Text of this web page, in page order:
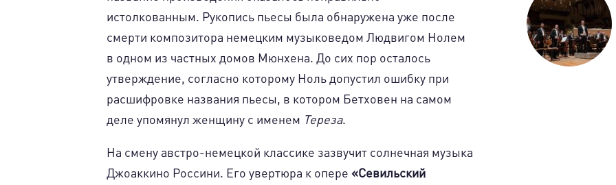
истолкованным. Рукопись пьесы была обнаружена уже после
смерти композитора немецким музыковедом Людвигом Нолем
в одном из частных домов Мюнхена. До сих пор осталось
утверждение, согласно которому Ноль допустил ошибку при
расшифровке названия пьесы, в котором Бетховен на самом
деле упомянул женщину с именем Тереза.
На смену австро-немецкой классике зазвучит солнечная музыка
Джоаккино Россини. Его увертюра к опере «Севильский